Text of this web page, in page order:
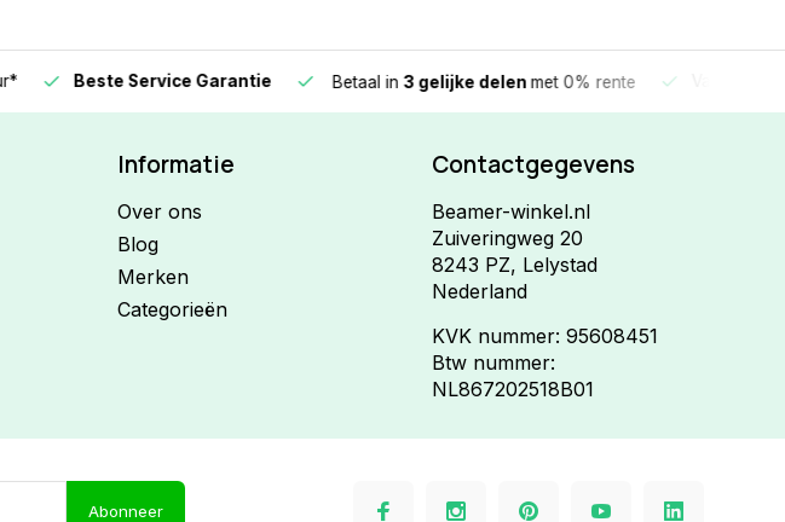
Beste Service Garantie Betaal in 3 gelijke delen met 0% rente Vandaag
Informatie
Over ons
Blog
Merken
Categorieën
Contactgegevens
Beamer-winkel.nl
Zuiveringweg 20
8243 PZ, Lelystad
Nederland
KVK nummer: 95608451
Btw nummer:
NL867202518B01
Abonneer